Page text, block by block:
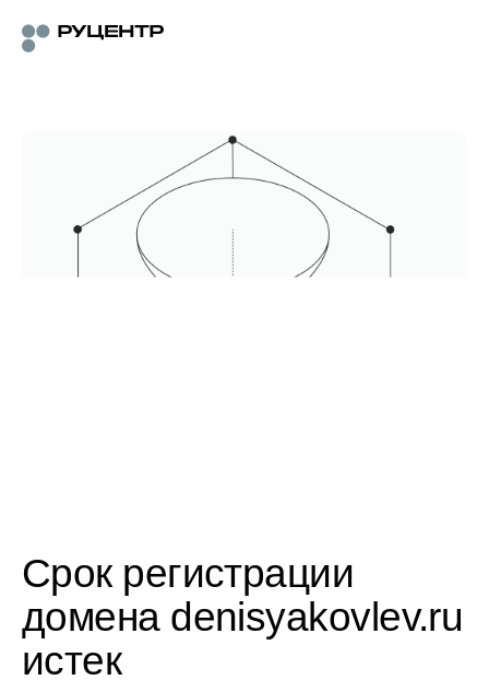
Срок регистрации
домена denisyakovlev.ru
истек